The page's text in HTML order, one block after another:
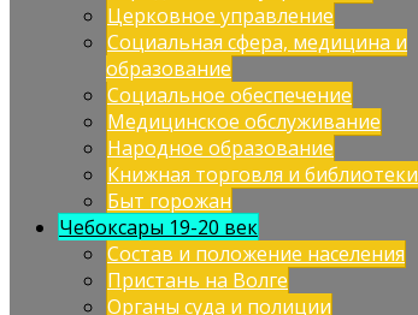
Церковное управление
Социальная сфера, медицина и
образование
Социальное обеспечение
Медицинское обслуживание
Народное образование
Книжная торговля и библиотеки
Быт горожан
Чебоксары 19-20 век
Состав и положение населения
Пристань на Волге
Органы суда и полиции